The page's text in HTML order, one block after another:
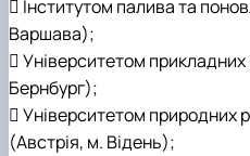
 Інститутом палива та
Варшава);
 Університетом
Бернбург);
 Університетом природних
(Австрія, м. Відень);